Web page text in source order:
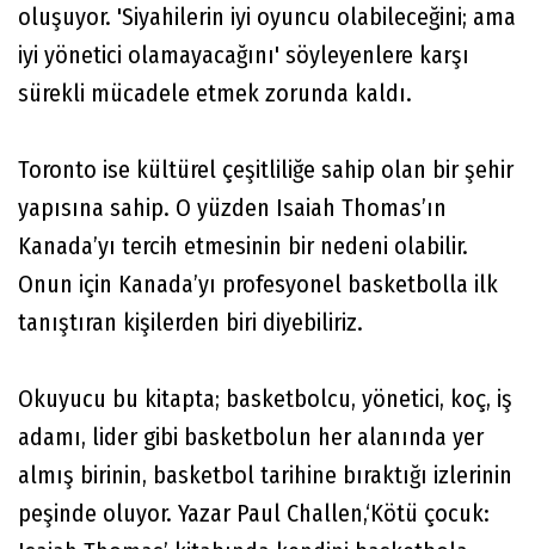
oluşuyor. 'Siyahilerin iyi oyuncu olabileceğini; ama
iyi yönetici olamayacağını' söyleyenlere karşı
sürekli mücadele etmek zorunda kaldı.
Toronto ise kültürel çeşitliliğe sahip olan bir şehir
yapısına sahip. O yüzden Isaiah Thomas’ın
Kanada’yı tercih etmesinin bir nedeni olabilir.
Onun için Kanada’yı profesyonel basketbolla ilk
tanıştıran kişilerden biri diyebiliriz.
Okuyucu bu kitapta; basketbolcu, yönetici, koç, iş
adamı, lider gibi basketbolun her alanında yer
almış birinin, basketbol tarihine bıraktığı izlerinin
peşinde oluyor. Yazar Paul Challen,‘Kötü çocuk: